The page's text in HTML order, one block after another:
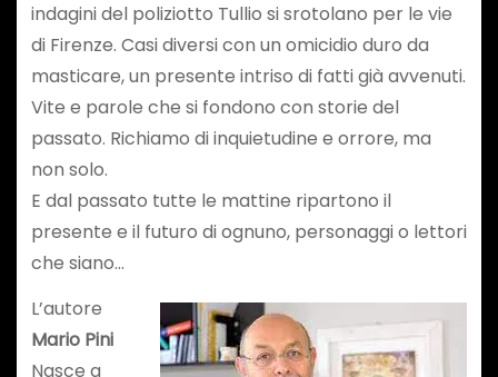
indagini del poliziotto Tullio si srotolano per le vie
di Firenze. Casi diversi con un omicidio duro da
masticare, un presente intriso di fatti già avvenuti.
Vite e parole che si fondono con storie del
passato. Richiamo di inquietudine e orrore, ma
non solo.
E dal passato tutte le mattine ripartono il
presente e il futuro di ognuno, personaggi o lettori
che siano…
L’autore
Mario Pini
Nasce a